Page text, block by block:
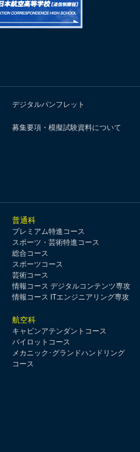
デジタルパンフレット
募集要項・模擬試験資料について
普通科
プレミアム特進コース
スポーツ・芸術特進コース
総合コース
スポーツコース
芸術コース
情報コース デジタルコンテンツ専攻
情報コース ITエンジニアリング専攻
航空科
キャビンアテンダントコース
パイロットコース
メカニック･グランドハンドリング
コース